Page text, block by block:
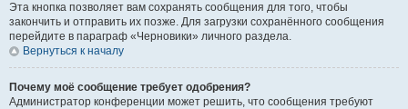
Эта кнопка позволяет вам сохранять сообщения для того, чтобы
закончить и отправить их позже. Для загрузки сохранённого сообщения
перейдите в параграф «Черновики» личного раздела.
Вернуться к началу
Почему моё сообщение требует одобрения?
Администратор конференции может решить, что сообщения требуют